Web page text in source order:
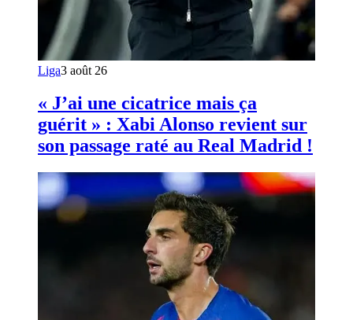
Liga3 août 26
« J’ai une cicatrice mais ça
guérit » : Xabi Alonso revient sur
son passage raté au Real Madrid !